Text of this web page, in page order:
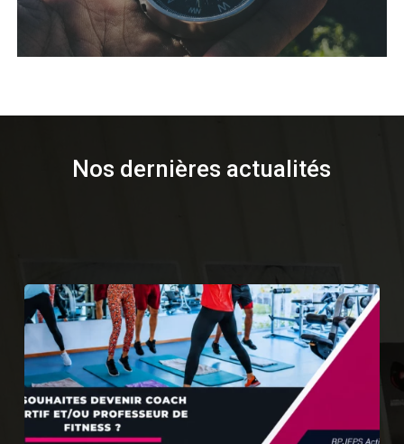
Nos dernières actualités